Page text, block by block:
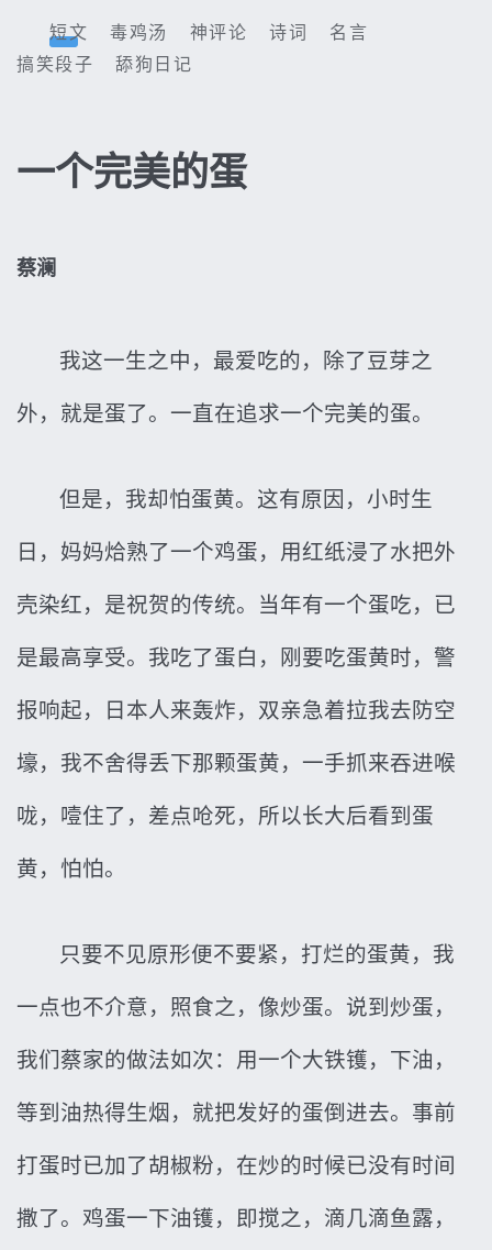
短文 毒鸡汤 神评论 诗词
名言
搞笑段子
舔狗日记
一个完美的蛋
蔡澜
我这一生之中，最爱吃的，除了豆芽之
外，就是蛋了。一直在追求一个完美的蛋。
但是，我却怕蛋黄。这有原因，小时生
日，妈妈烚熟了一个鸡蛋，用红纸浸了水把外
壳染红，是祝贺的传统。当年有一个蛋吃，已
是最高享受。我吃了蛋白，刚要吃蛋黄时，警
报响起，日本人来轰炸，双亲急着拉我去防空
壕，我不舍得丢下那颗蛋黄，一手抓来吞进喉
咙，噎住了，差点呛死，所以长大后看到蛋
黄，怕怕。
只要不见原形便不要紧，打烂的蛋黄，我
一点也不介意，照食之，像炒蛋。说到炒蛋，
我们蔡家的做法如次：用一个大铁镬，下油，
等到油热得生烟，就把发好的蛋倒进去。事前
打蛋时已加了胡椒粉，在炒的时候已没有时间
撒了。鸡蛋一下油镬，即搅之，滴几滴鱼露，